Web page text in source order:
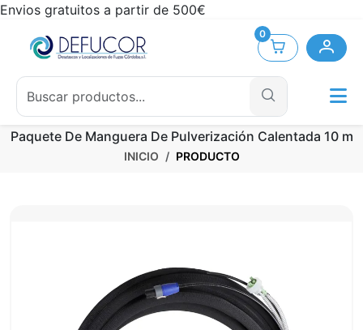
Envios gratuitos a partir de 500€
0
Paquete De Manguera De Pulverización Calentada 10 m
INICIO PRODUCTO